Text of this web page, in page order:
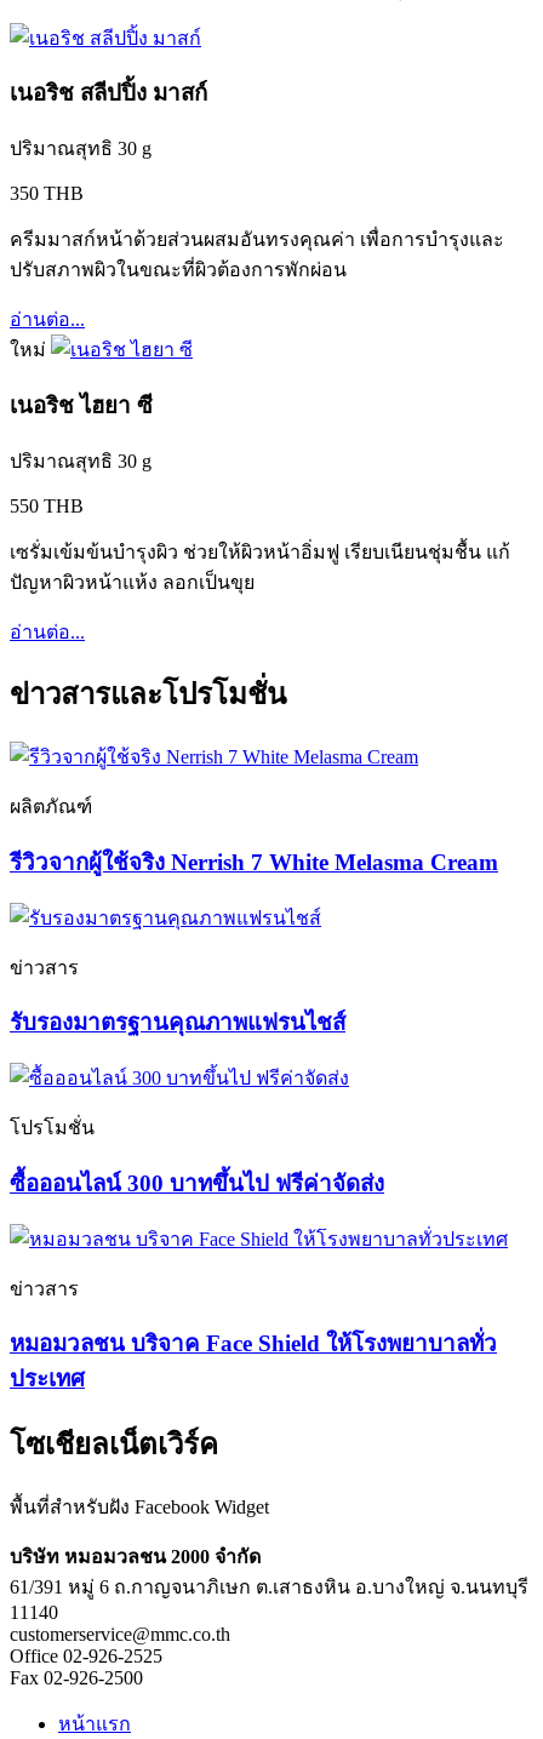
เนอริช สลีปปิ้ง มาสก์
ปริมาณสุทธิ 30 g
350 THB
ครีมมาสก์หน้าด้วยส่วนผสมอันทรงคุณค่า เพื่อการบำรุงและ
ปรับสภาพผิวในขณะที่ผิวต้องการพักผ่อน
อ่านต่อ...
ใหม่
เนอริช ไฮยา ซี
ปริมาณสุทธิ 30 g
550 THB
เซรั่มเข้มข้นบำรุงผิว ช่วยให้ผิวหน้าอิ่มฟู เรียบเนียนชุ่มชื้น แก้
ปัญหาผิวหน้าแห้ง ลอกเป็นขุย
อ่านต่อ...
ข่าวสารและโปรโมชั่น
ผลิตภัณฑ์
รีวิวจากผู้ใช้จริง Nerrish 7 White Melasma Cream
ข่าวสาร
รับรองมาตรฐานคุณภาพแฟรนไชส์
โปรโมชั่น
ซื้อออนไลน์ 300 บาทขึ้นไป ฟรีค่าจัดส่ง
ข่าวสาร
หมอมวลชน บริจาค Face Shield ให้โรงพยาบาลทั่ว
ประเทศ
โซเชียลเน็ตเวิร์ค
พื้นที่สำหรับฝัง Facebook Widget
บริษัท หมอมวลชน 2000 จำกัด
61/391 หมู่ 6 ถ.กาญจนาภิเษก ต.เสาธงหิน อ.บางใหญ่ จ.นนทบุรี
11140
customerservice@mmc.co.th
Office 02-926-2525
Fax 02-926-2500
หน้าแรก